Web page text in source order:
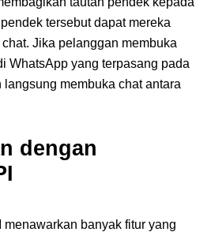
tersebut dapat mereka
Jika pelanggan membuka
WhatsApp yang terpasang pada
membuka chat antara
dengan
banyak fitur yang